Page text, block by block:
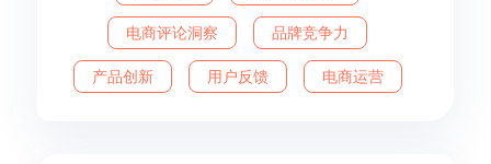
电商评论洞察 品牌竞争力
产品创新 用户反馈 电商运营